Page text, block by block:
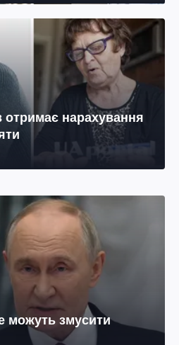
отримає нарахування
змусити